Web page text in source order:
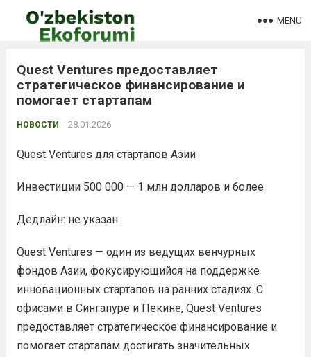
MENU
Quest Ventures предоставляет
стратегическое финансирование и
помогает стартапам
НОВОСТИ 28.01.2026
Quest Ventures для стартапов Азии
Инвестиции 500 000 — 1 млн долларов и более
Дедлайн: не указан
Quest Ventures — один из ведущих венчурных
фондов Азии, фокусирующийся на поддержке
инновационных стартапов на ранних стадиях. С
офисами в Сингапуре и Пекине, Quest Ventures
предоставляет стратегическое финансирование и
помогает стартапам достигать значительных